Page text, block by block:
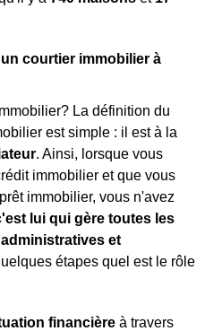
courtier immobilier à
La définition du
est simple : il est à la
. Ainsi, lorsque vous
immobilier et que vous
immobilier, vous n'avez
lui qui gère toutes les
et
étapes quel est le rôle
financière à travers